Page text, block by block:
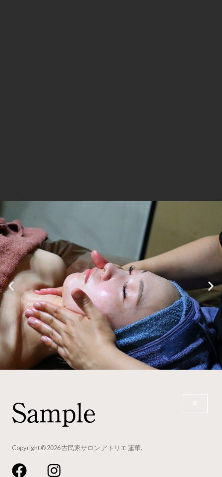
Copyright © 2026 古民家サロン アトリエ 蓮華.